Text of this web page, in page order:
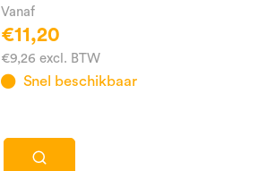
Vanaf
€11,20
€9,26 excl. BTW
Snel beschikbaar